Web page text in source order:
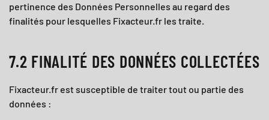
pertinence des Données Personnelles au regard des
finalités pour lesquelles Fixacteur.fr les traite.
7.2 FINALITÉ DES DONNÉES COLLECTÉES
Fixacteur.fr est susceptible de traiter tout ou partie des
données :